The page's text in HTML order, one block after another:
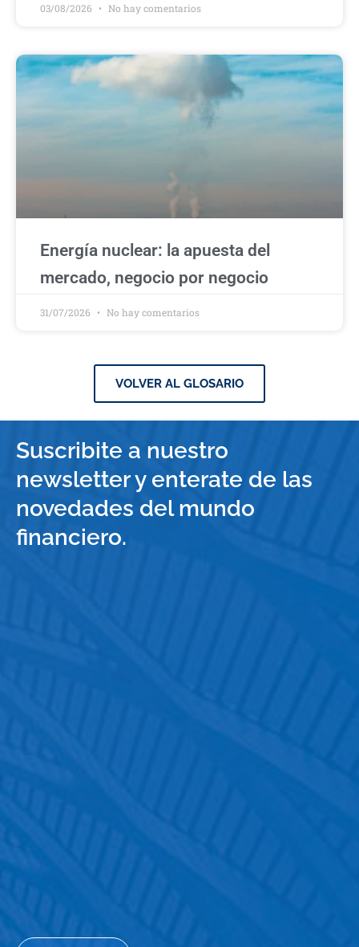
03/08/2026 No hay comentarios
Energía nuclear: la apuesta del
mercado, negocio por negocio
31/07/2026 No hay comentarios
VOLVER AL GLOSARIO
Suscribite a nuestro
newsletter y enterate de las
novedades del mundo
financiero.